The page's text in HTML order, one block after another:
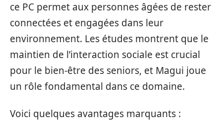
ce PC permet aux personnes âgées de rester
connectées et engagées dans leur
environnement. Les études montrent que le
maintien de l’interaction sociale est crucial
pour le bien-être des seniors, et Magui joue
un rôle fondamental dans ce domaine.
Voici quelques avantages marquants :